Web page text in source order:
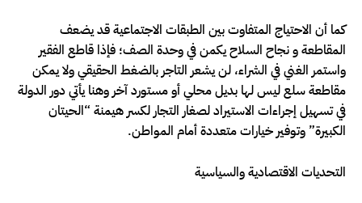
كما أن الاحتياج المتفاوت بين الطبقات الاجتماعية قد يضعف
المقاطعة و نجاح السلاح يكمن في وحدة الصف؛ فإذا قاطع الفقير
واستمر الغني في الشراء، لن يشعر التاجر بالضغط الحقيقي ولا يمكن
مقاطعة سلع ليس لها بديل محلي أو مستورد آخر وهنا يأتي دور الدولة
في تسهيل إجراءات الاستيراد لصغار التجار لكسر هيمنة “الحيتان
الكبيرة” وتوفير خيارات متعددة أمام المواطن.
التحديات الاقتصادية والسياسية